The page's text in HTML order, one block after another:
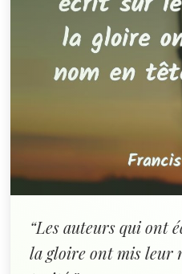
“Les auteurs qui ont
la gloire ont mis leur